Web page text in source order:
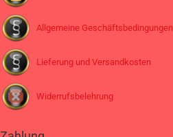
Allgemeine Geschäftsbedingungen
Lieferung und Versandkosten
Widerrufsbelehrung